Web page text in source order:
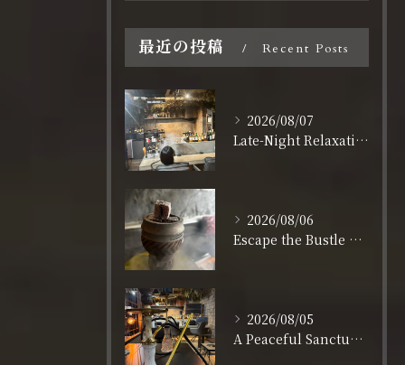
最近の投稿 Recent Posts
2026/08/07
Late-Night Relaxation in Shinsaibashi: Open Daily Until 3:00 AM
2026/08/06
Escape the Bustle of Dotonbori: Nagahoribashi’s Best Kept Secret
2026/08/05
A Peaceful Sanctuary for Solo Travelers in Shinsaibashi